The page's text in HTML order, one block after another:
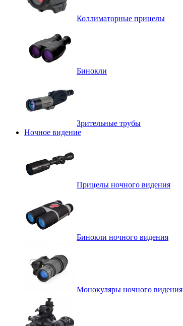
Коллиматорные прицелы
Бинокли
Зрительные трубы
Ночное видение
Прицелы ночного видения
Бинокли ночного видения
Монокуляры ночного видения